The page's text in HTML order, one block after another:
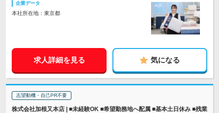
企業データ
本社所在地：東京都
求人詳細を見る 気になる
志望動機・自己PR不要
株式会社加根又本店 | ■未経験OK ■希望勤務地へ配属 ■基本土日休み ■残業